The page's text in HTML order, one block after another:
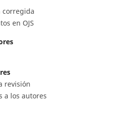
corregida
en OJS
revisión
a los autores